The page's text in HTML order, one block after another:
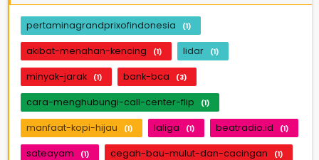
pertaminagrandprixofindonesia (1)
akibat-menahan-kencing (1) lidar (1)
minyak-jarak (1) bank-bca (3)
cara-menghubungi-call-center-flip (1)
manfaat-kopi-hijau (1) laliga (1) beatradio.id (1)
sateayam (1) cegah-bau-mulut-dan-cacingan (1)